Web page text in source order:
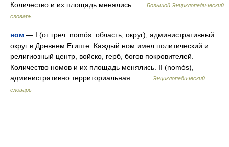
Количество и их площадь менялись …
Большой Энциклопедический
словарь
ном — I (от греч. nomós область, округ), административный
округ в Древнем Египте. Каждый ном имел политический и
религиозный центр, войско, герб, богов покровителей.
Количество номов и их площадь менялись. II (nomós),
административно территориальная… …
Энциклопедический
словарь